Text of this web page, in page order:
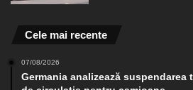
Cele mai recente
07/08/2026
Germania analizează suspendarea